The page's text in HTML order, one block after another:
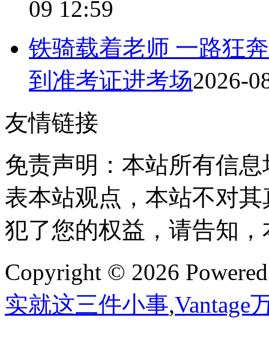
09 12:59
铁骑载着老师 一路狂
到准考证进考场2026-
友情链接
免责声明：本站所有信
表本站观点，本站不对
犯了您的权益，请告知
Copyright © 2026
实就这三件小事,Vantage